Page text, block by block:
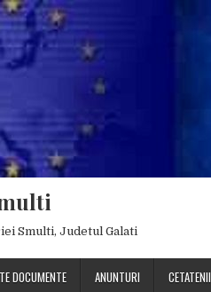
Smulti, Judetul Galati
DOCUMENTE ANUNTURI CETATENII